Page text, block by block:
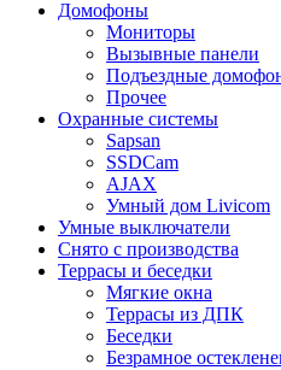
Домофоны
Мониторы
Вызывные панели
Подъездные
Прочее
Охранные системы
Sapsan
SSDCam
AJAX
Умный дом Livicom
Умные выключатели
Снято с производства
Террасы и беседки
Мягкие окна
Террасы из ДПК
Беседки
Безрамное